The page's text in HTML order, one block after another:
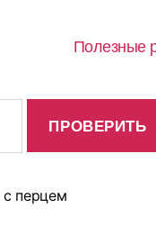
Полезные
перцем